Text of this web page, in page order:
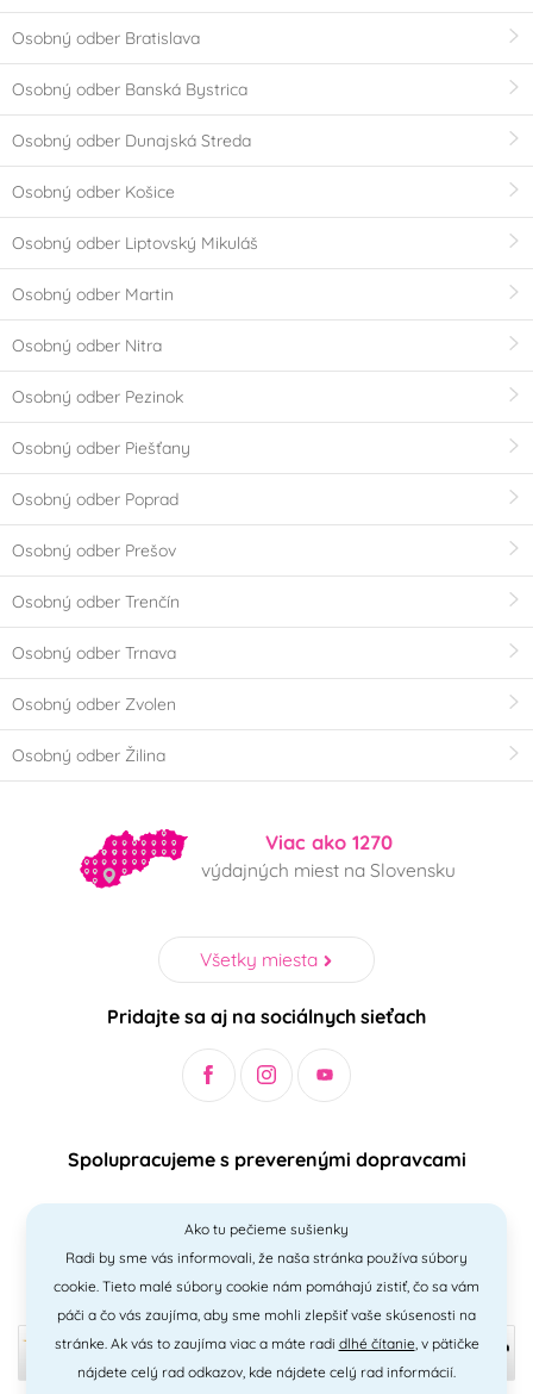
Osobný odber Bratislava
Osobný odber Banská Bystrica
Osobný odber Dunajská Streda
Osobný odber Košice
Osobný odber Liptovský Mikuláš
Osobný odber Martin
Osobný odber Nitra
Osobný odber Pezinok
Osobný odber Piešťany
Osobný odber Poprad
Osobný odber Prešov
Osobný odber Trenčín
Osobný odber Trnava
Osobný odber Zvolen
Osobný odber Žilina
Viac ako 1270
výdajných miest na Slovensku
Všetky miesta
Pridajte sa aj na sociálnych sieťach
Spolupracujeme s preverenými dopravcami
Bezpečný a jednoduchý spôsob platieb
Ako tu pečieme sušienky
Radi by sme vás informovali, že naša stránka používa súbory
cookie. Tieto malé súbory cookie nám pomáhajú zistiť, čo sa vám
páči a čo vás zaujíma, aby sme mohli zlepšiť vaše skúsenosti na
stránke. Ak vás to zaujíma viac a máte radi dlhé čítanie, v pätičke
nájdete celý rad odkazov, kde nájdete celý rad informácií.